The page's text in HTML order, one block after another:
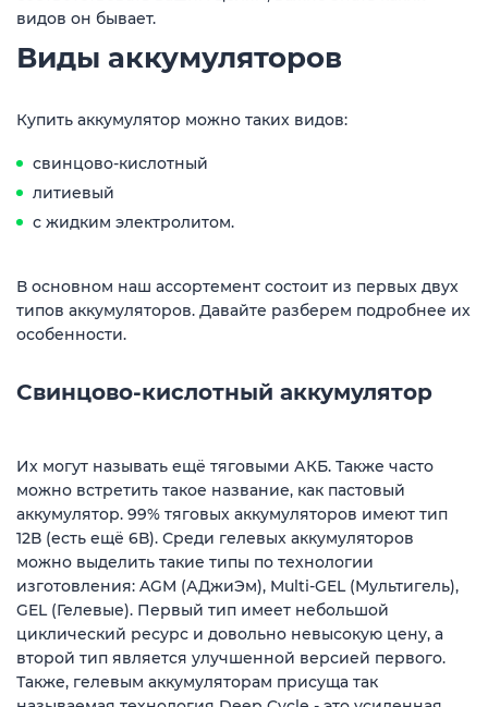
видов он бывает.
Виды аккумуляторов
Купить аккумулятор можно таких видов:
свинцово-кислотный
литиевый
с жидким электролитом.
В основном наш ассортемент состоит из первых двух
типов аккумуляторов. Давайте разберем подробнее их
особенности.
Свинцово-кислотный аккумулятор
Их могут называть ещё тяговыми АКБ. Также часто
можно встретить такое название, как пастовый
аккумулятор. 99% тяговых аккумуляторов имеют тип
12В (есть ещё 6В). Среди гелевых аккумуляторов
можно выделить такие типы по технологии
изготовления: AGM (АДжиЭм), Multi-GEL (Мультигель),
GEL (Гелевые). Первый тип имеет небольшой
циклический ресурс и довольно невысокую цену, а
второй тип является улучшенной версией первого.
Также, гелевым аккумуляторам присуща так